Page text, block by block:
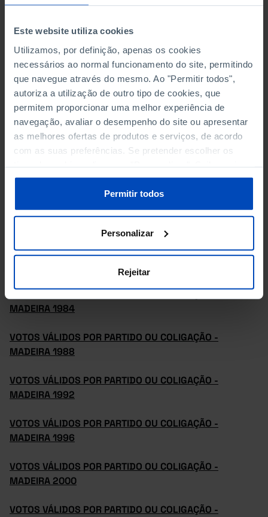
Este website utiliza cookies
Utilizamos, por definição, apenas os cookies
necessários ao normal funcionamento do site, permitindo
que navegue através do mesmo. Ao "Permitir todos",
autoriza a utilização de outro tipo de cookies, que
permitem proporcionar uma melhor experiência de
navegação, avaliar o desempenho do site ou apresentar
as melhores ofertas de produtos e serviços, de acordo
com as suas preferências. Se pretender escolher os
sobre cookies através da gestão de preferências ou da
Política de Cookies.
Permitir todos
Personalizar
Rejeitar
2008
VOTOS VÁLIDOS POR PARTIDO OU COLIGAÇÃO - AÇORES
2012
VOTOS VÁLIDOS POR PARTIDO OU COLIGAÇÃO - AÇORES
2016
VOTOS VÁLIDOS POR PARTIDO OU COLIGAÇÃO - AÇORES
2020
VOTOS VÁLIDOS POR PARTIDO OU COLIGAÇÃO - AÇORES
2024
VOTOS VÁLIDOS POR PARTIDO OU COLIGAÇÃO -
VOTOS VÁLIDOS POR PARTIDO OU COLIGAÇÃO -
MADEIRA 1984
VOTOS VÁLIDOS POR PARTIDO OU COLIGAÇÃO -
MADEIRA 1988
VOTOS VÁLIDOS POR PARTIDO OU COLIGAÇÃO -
MADEIRA 1992
VOTOS VÁLIDOS POR PARTIDO OU COLIGAÇÃO -
MADEIRA 1996
VOTOS VÁLIDOS POR PARTIDO OU COLIGAÇÃO -
MADEIRA 2000
VOTOS VÁLIDOS POR PARTIDO OU COLIGAÇÃO -